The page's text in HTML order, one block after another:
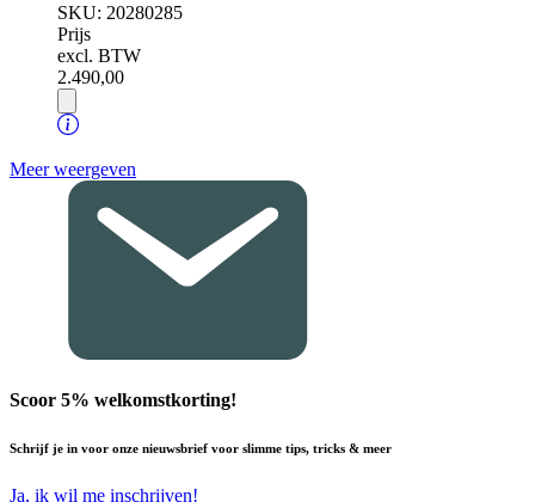
SKU: 20280285
Prijs
excl. BTW
2.490,00
Meer weergeven
Scoor 5% welkomstkorting!
Schrijf je in voor onze nieuwsbrief voor slimme tips, tricks & meer
Ja, ik wil me inschrijven!